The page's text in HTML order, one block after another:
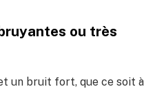
ou très
un bruit fort, que ce soit à